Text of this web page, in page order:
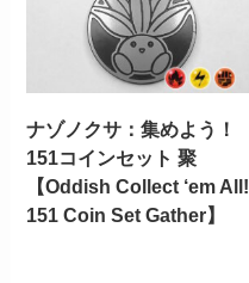
ナゾノクサ：集めよう！
151コインセット 聚
【Oddish Collect ‘em All!
151 Coin Set Gather】